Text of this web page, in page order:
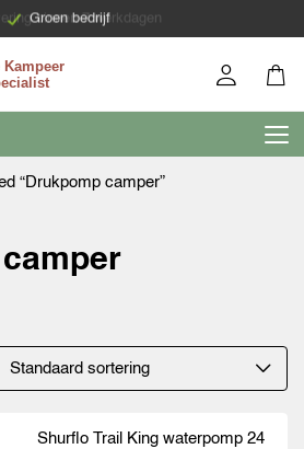
Groen bedrijf
binnen 7 werkdagen
“Drukpomp camper”
Shurflo Trail King waterpomp 24